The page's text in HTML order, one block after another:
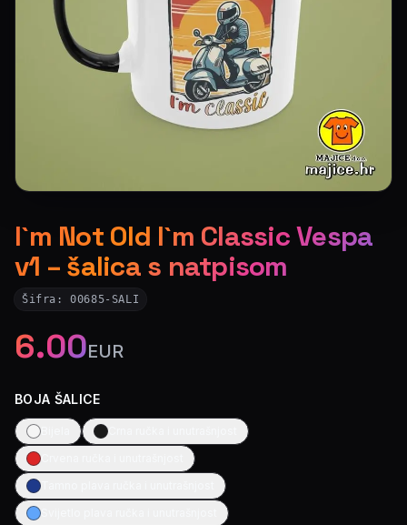
I`m Not Old I`m Classic Vespa
v1 – šalica s natpisom
Šifra:00685-SALI
6.00EUR
BOJA ŠALICE